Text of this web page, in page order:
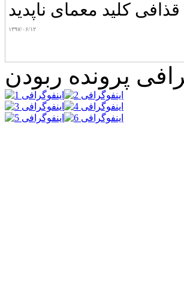
۱۳۹۷/۰۶/۱۲
پرونده ربودن